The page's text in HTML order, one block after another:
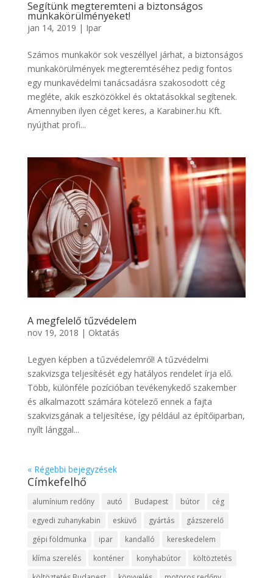
Segítünk megteremteni a biztonságos
munkakörülményeket!
jan 14, 2019 | Ipar
Számos munkakör sok veszéllyel járhat, a biztonságos
munkakörülmények megteremtéséhez pedig fontos
egy munkavédelmi tanácsadásra szakosodott cég
megléte, akik eszközökkel és oktatásokkal segítenek.
Amennyiben ilyen céget keres, a Karabiner.hu Kft.
nyújthat profi...
A megfelelő tűzvédelem
nov 19, 2018 | Oktatás
Legyen képben a tűzvédelemről! A tűzvédelmi
szakvizsga teljesítését egy hatályos rendelet írja elő.
Több, különféle pozícióban tevékenykedő szakember
és alkalmazott számára kötelező ennek a fajta
szakvizsgának a teljesítése, így például az építőiparban,
nyílt lánggal...
« Régebbi bejegyzések
Címkefelhő
alumínium redőny autó Budapest bútor
cég
egyedi zuhanykabin
esküvő gyártás
gázszerelő
gépi földmunka
ipar kandalló
kereskedelem
klíma szerelés
konténer konyhabútor
költöztetés